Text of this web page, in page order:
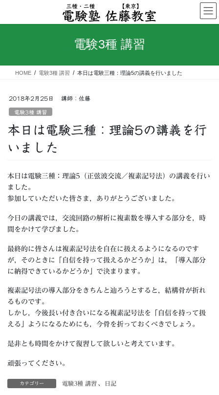
テ
ス
ゲ
ン
電験3種 講習
HOME 電験3種 講習 本日は電験三種：理論5の講義を行いました
2018年2月25日 講師：佐藤
電験3種 講習
本日は電験三種：理論5の講義を行
いました
本日は電験三種：理論5（正弦波交流／複素記号法）の講義を行い
ました。
参加していただいた皆さま，ありがとうございました。
今日の講義では，交流回路の解析に複素数を導入する部分を，時
間をかけて学びました。
最終的に皆さんは複素記号法を自在に扱えるようになるのです
が，そのときに「自信を持って扱えるかどうか」は，「導入部分
に納得できているかどうか」で決まります。
複素記号法の導入部分をきちんと辿ろうとすると，結構骨が折れ
るものです。
しかし，今後長い付き合いになる複素記号法を「自信を持って扱
える」ようになるためにも，今骨を折っておくべきでしょう。
是非とも時間をかけて復習して欲しいと考えています。
頑張ってください。
カテゴリー 電験3種 講習 、 日記